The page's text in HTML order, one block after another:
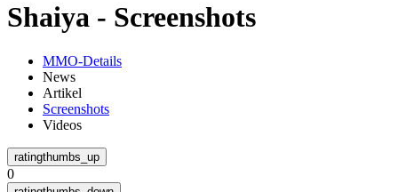
Shaiya - Screenshots
MMO-Details
News
Artikel
Screenshots
Videos
0